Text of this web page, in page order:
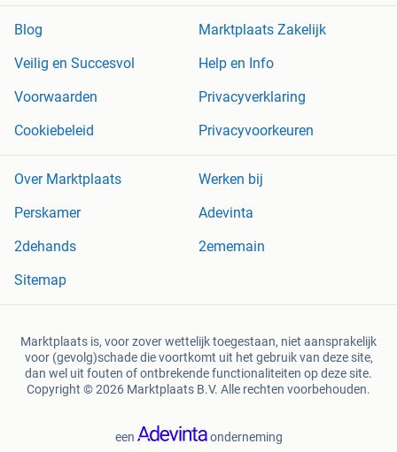
Blog
Marktplaats Zakelijk
Veilig en Succesvol
Help en Info
Voorwaarden
Privacyverklaring
Cookiebeleid
Privacyvoorkeuren
Over Marktplaats
Werken bij
Perskamer
Adevinta
2dehands
2ememain
Sitemap
Marktplaats is, voor zover wettelijk toegestaan, niet aansprakelijk
voor (gevolg)schade die voortkomt uit het gebruik van deze site,
dan wel uit fouten of ontbrekende functionaliteiten op deze site.
Copyright © 2026 Marktplaats B.V. Alle rechten voorbehouden.
een onderneming